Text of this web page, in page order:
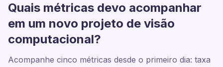
Quais métricas devo acompanhar
em um novo projeto de visão
computacional?
Acompanhe cinco métricas desde o primeiro dia: taxa